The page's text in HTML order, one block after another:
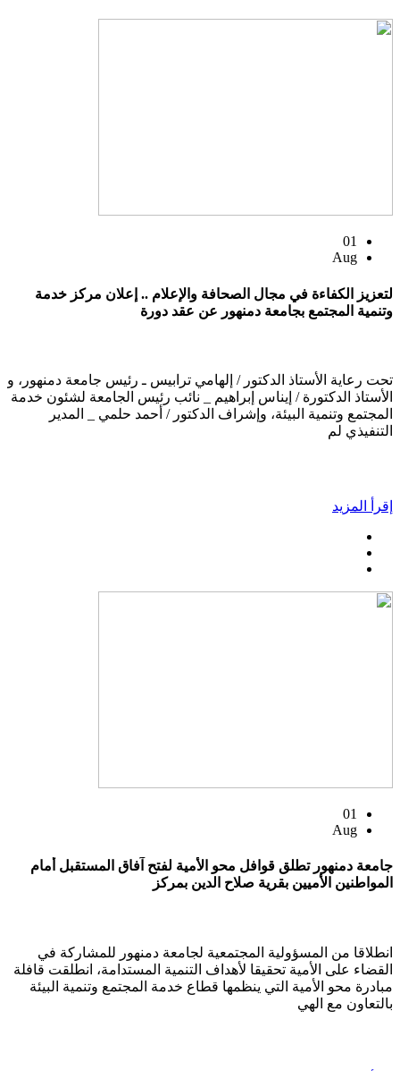
01
Aug
لتعزيز الكفاءة في مجال الصحافة والإعلام .. إعلان مركز خدمة
وتنمية المجتمع بجامعة دمنهور عن عقد دورة
تحت رعاية الأستاذ الدكتور / إلهامي ترابيس ـ رئيس جامعة دمنهور، و
الأستاذ الدكتورة / إيناس إبراهيم _ نائب رئيس الجامعة لشئون خدمة
المجتمع وتنمية البيئة، وإشراف الدكتور / أحمد حلمي _ المدير
التنفيذي لم
إقرأ المزيد
01
Aug
جامعة دمنهور تطلق قوافل محو الأمية لفتح آفاق المستقبل أمام
المواطنين الأميين بقرية صلاح الدين بمركز
انطلاقا من المسؤولية المجتمعية لجامعة دمنهور للمشاركة في
القضاء على الأمية تحقيقا لأهداف التنمية المستدامة، انطلقت قافلة
مبادرة محو الأمية التي ينظمها قطاع خدمة المجتمع وتنمية البيئة
بالتعاون مع الهي